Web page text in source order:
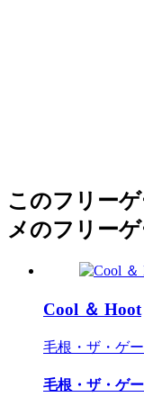
このフリー
メのフリー
Cool ＆ Hoot
毛根・ザ・ゲ
毛根・ザ・ゲ